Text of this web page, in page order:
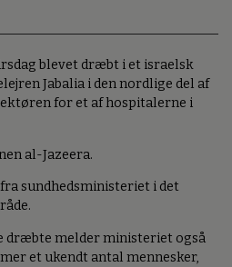
blevet dræbt i et israelsk
Jabalia i den nordlige del af
for et af hospitalerne i
al-Jazeera.
sundhedsministeriet i det
dræbte melder ministeriet også
et ukendt antal mennesker,